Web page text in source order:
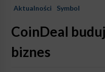
Aktualności Symbol
CoinDeal
biznes